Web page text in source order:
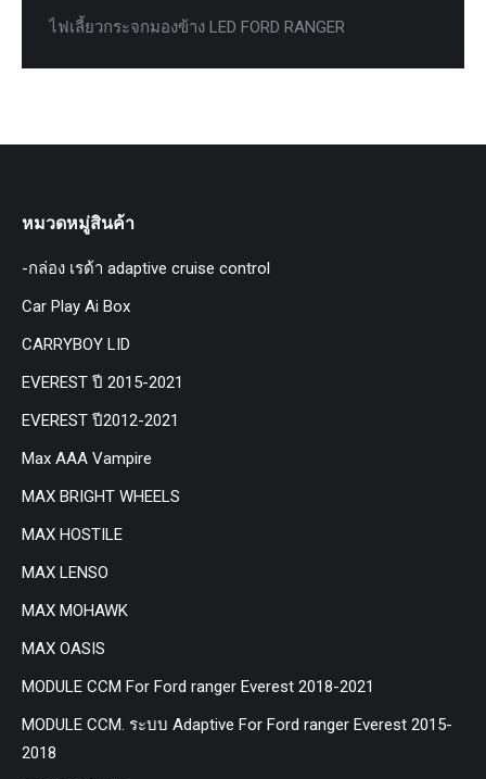
ไฟเลี้ยวกระจกมองข้าง LED FORD RANGER
หมวดหมู่สินค้า
-กล่อง เรด้า adaptive cruise control
Car Play Ai Box
CARRYBOY LID
EVEREST ปี 2015-2021
EVEREST ปี2012-2021
Max AAA Vampire
MAX BRIGHT WHEELS
MAX HOSTILE
MAX LENSO
MAX MOHAWK
MAX OASIS
MODULE CCM For Ford ranger Everest 2018-2021
MODULE CCM. ระบบ Adaptive For Ford ranger Everest 2015-
2018